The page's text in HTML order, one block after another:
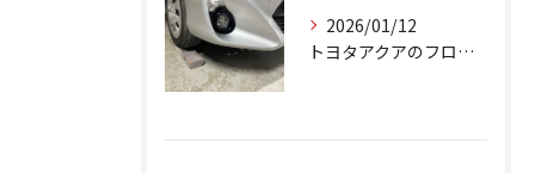
2026/01/12
トヨタアクアのフロントバンパーの右下側を縁石にぶつけてできた...